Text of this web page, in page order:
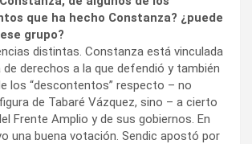
que ha hecho Constanza? ¿puede
grupo?
distintas. Constanza está vinculada
de derechos a la que defendió y también
los “descontentos” respecto – no
de Tabaré Vázquez, sino – a cierto
Frente Amplio y de sus gobiernos. En
una buena votación. Sendic apostó por